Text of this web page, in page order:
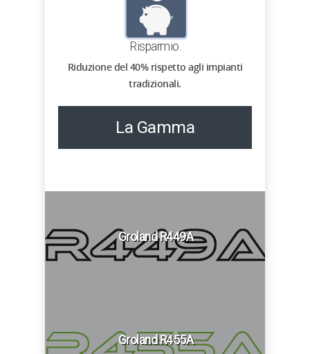
Risparmio.
Riduzione del 40% rispetto agli impianti
tradizionali.
La Gamma
Groland R449A
Groland R455A